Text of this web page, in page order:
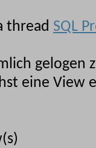
thread SQL
eine